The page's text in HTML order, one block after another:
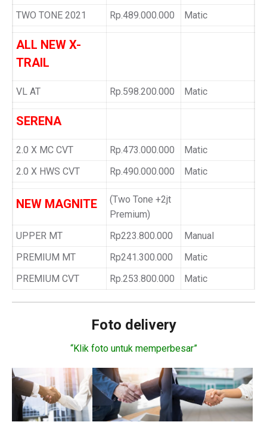
TWO TONE 2021
Rp.489.000.000 Matic
ALL NEW X-
TRAIL
VL AT Rp.598.200.000 Matic
SERENA
2.0 X MC CVT Rp.473.000.000
Matic
2.0 X HWS CVT
Rp.490.000.000 Matic
NEW MAGNITE
(Two Tone +2jt
Premium)
UPPER MT
Rp223.800.000
Manual
PREMIUM MT
Rp241.300.000
Matic
PREMIUM CVT
Rp.253.800.000 Matic
Foto delivery
“Klik foto untuk memperbesar”